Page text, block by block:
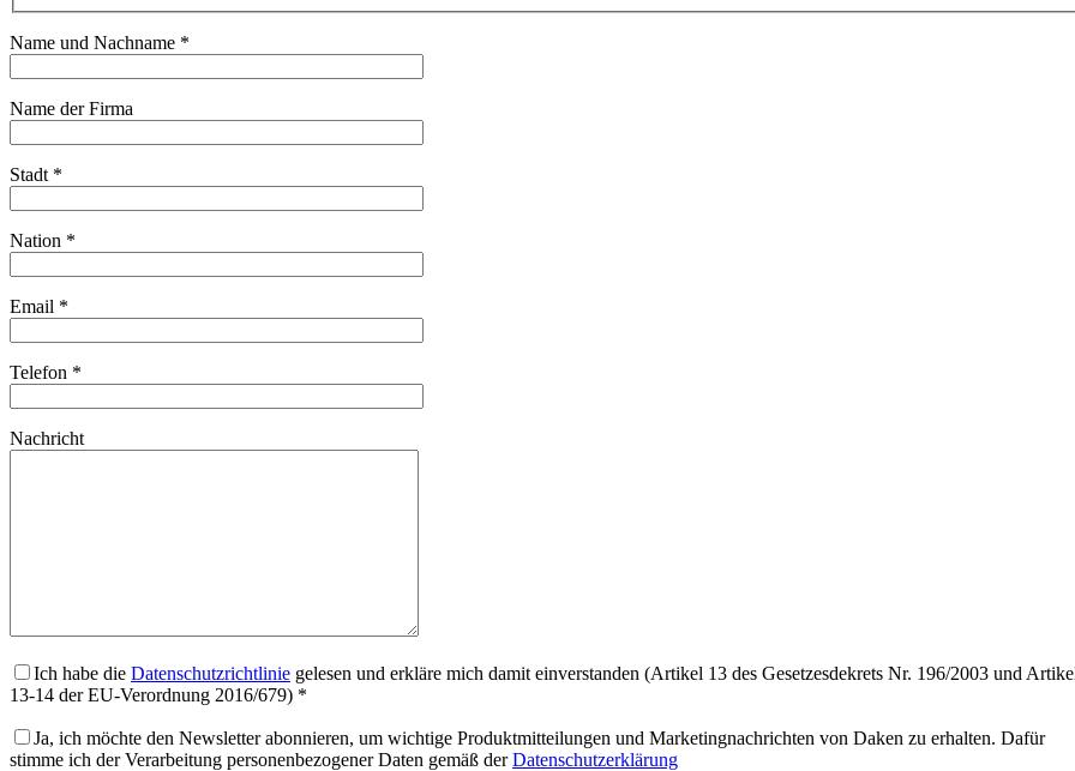
Name und Nachname *
Name der Firma
Stadt *
Nation *
Email *
Telefon *
Nachricht
Ich habe die Datenschutzrichtlinie gelesen und erkläre mich damit einverstanden (Artikel 13 des Gesetzesdekrets Nr. 196/2003 und
13-14 der EU-Verordnung 2016/679) *
Ja, ich möchte den Newsletter abonnieren, um wichtige Produktmitteilungen und Marketingnachrichten von Daken zu erhalten. Dafür
stimme ich der Verarbeitung personenbezogener Daten gemäß derDatenschutzerklärung